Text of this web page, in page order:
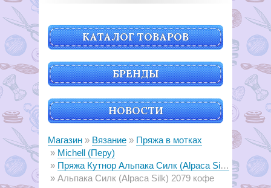
КАТАЛОГ ТОВАРОВ
БРЕНДЫ
НОВОСТИ
Магазин Вязание
Пряжа в мотках
Michell (Перу)
Пряжа Кутнор Альпака Силк (Alpaca Silk)
Альпака Силк (Alpaca Silk) 2079 кофе